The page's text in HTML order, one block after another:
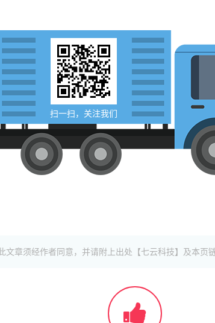
扫一扫，关注我们
章须经作者同意，并请附上出处【七云科技】及本页